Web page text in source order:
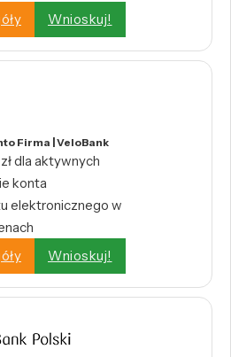
Wnioskuj!
Firma | VeloBank
dla aktywnych
konta
elektronicznego w
Wnioskuj!